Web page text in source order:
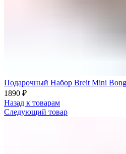
Подарочный Набор Breit Mini
1890 ₽
Назад к товарам
Следующий товар